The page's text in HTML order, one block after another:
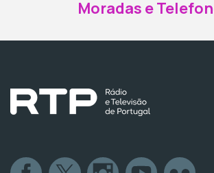
Moradas e